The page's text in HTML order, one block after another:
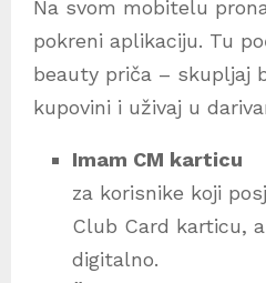
Na svom mobitelu
pokreni aplikaciju. Tu
beauty priča – skupljaj
kupovini i uživaj u
Imam CM karticu
za korisnike koji
Club Card karticu,
digitalno.